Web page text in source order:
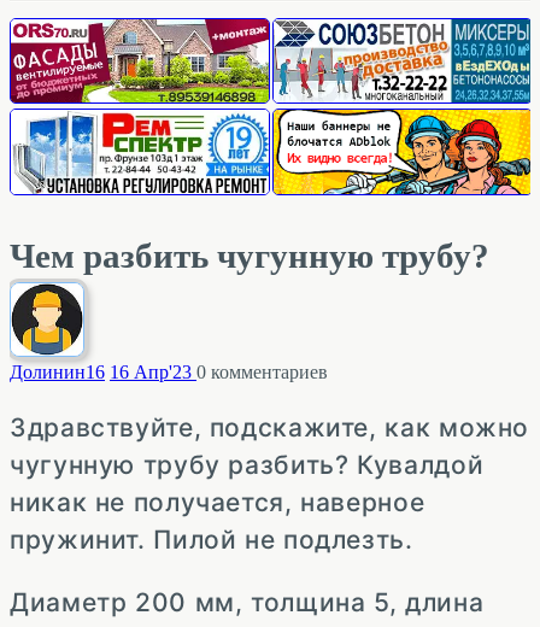
Чем разбить чугунную трубу?
Долинин16 16 Апр'23 0 комментариев
Здравствуйте, подскажите, как можно
чугунную трубу разбить? Кувалдой
никак не получается, наверное
пружинит. Пилой не подлезть.
Диаметр 200 мм, толщина 5, длина